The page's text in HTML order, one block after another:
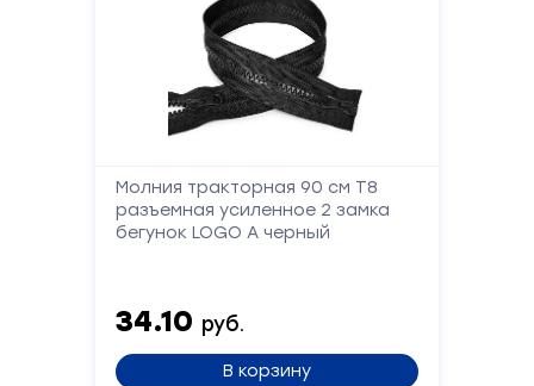
Молния тракторная 90 см Т8
разъемная усиленное 2 замка
бегунок LOGO А черный
34.10 руб.
В корзину
Телефон
Отправить